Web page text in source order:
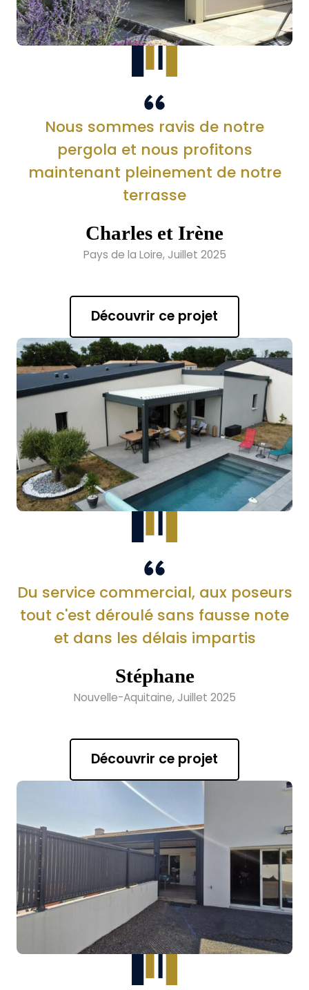
Nous sommes ravis de notre
pergola et nous profitons
maintenant pleinement de notre
terrasse
Charles et Irène
Pays de la Loire, Juillet 2025
Découvrir ce projet
Du service commercial, aux poseurs
tout c'est déroulé sans fausse note
et dans les délais impartis
Stéphane
Nouvelle-Aquitaine, Juillet 2025
Découvrir ce projet